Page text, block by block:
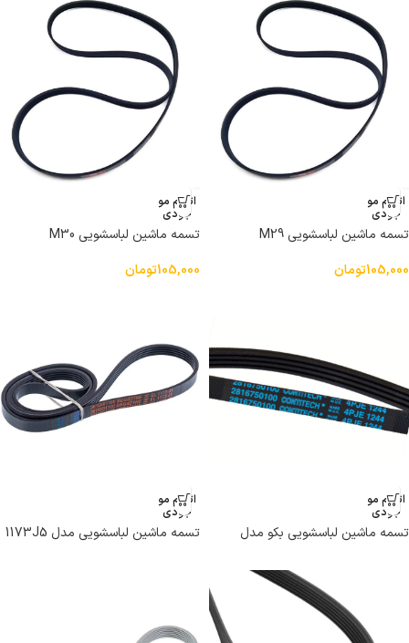
اتمام مو
جودی
تسمه ماشین لباسشویی M29
105,000تومان
اتمام مو
جودی
تسمه ماشین لباسشویی M30
105,000تومان
اتمام مو
جودی
تسمه ماشین لباسشویی بکو مدل
اتمام مو
جودی
تسمه ماشین لباسشویی مدل 1173J5